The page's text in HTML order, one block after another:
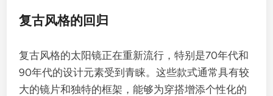
复古风格的回归
复古风格的太阳镜正在重新流行，特别是70年代和
90年代的设计元素受到青睐。这些款式通常具有较
大的镜片和独特的框架，能够为穿搭增添个性化的